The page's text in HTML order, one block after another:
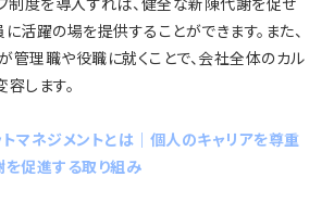
活躍の場を提供することができます。また、
管理職や役職に就くことで、会社全体のカル
します。
トマネジメントとは｜個人のキャリアを尊重
を促進する取り組み